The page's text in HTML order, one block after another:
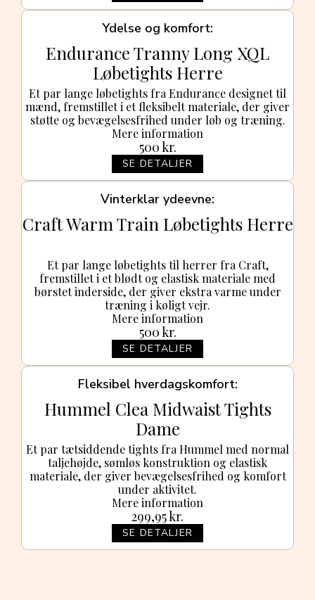
Ydelse og komfort
Endurance Tranny Long XQL
Løbetights Herre
Et par lange løbetights fra Endurance designet til
mænd, fremstillet i et fleksibelt materiale, der giver
støtte og bevægelsesfrihed under løb og træning.
500kr.
SE DETALJER
Mere information
Vinterklar ydeevne
Craft Warm Train Løbetights Herre
Et par lange løbetights til herrer fra Craft,
fremstillet i et blødt og elastisk materiale med
børstet inderside, der giver ekstra varme under
træning i køligt vejr.
500kr.
SE DETALJER
Mere information
Fleksibel hverdagskomfort
Hummel Clea Midwaist Tights
Dame
Et par tætsiddende tights fra Hummel med normal
taljehøjde, sømløs konstruktion og elastisk
materiale, der giver bevægelsesfrihed og komfort
under aktivitet.
299,95kr.
SE DETALJER
Mere information